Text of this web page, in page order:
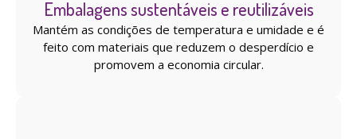
Embalagens sustentáveis ​​e reutilizáveis
Mantém as condições de temperatura e umidade e é
feito com materiais que reduzem o desperdício e
promovem a economia circular.